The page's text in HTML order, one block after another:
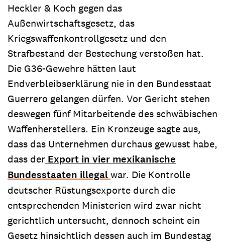
Heckler & Koch gegen das
Außenwirtschaftsgesetz, das
Kriegswaffenkontrollgesetz und den
Strafbestand der Bestechung verstoßen hat.
Die G36-Gewehre hätten laut
Endverbleibserklärung nie in den Bundesstaat
Guerrero gelangen dürfen. Vor Gericht stehen
deswegen fünf Mitarbeitende des schwäbischen
Waffenherstellers. Ein Kronzeuge sagte aus,
dass das Unternehmen durchaus gewusst habe,
dass der Export in vier mexikanische
Bundesstaaten illegalwar. Die Kontrolle
deutscher Rüstungsexporte durch die
entsprechenden Ministerien wird zwar nicht
gerichtlich untersucht, dennoch scheint ein
Gesetz hinsichtlich dessen auch im Bundestag